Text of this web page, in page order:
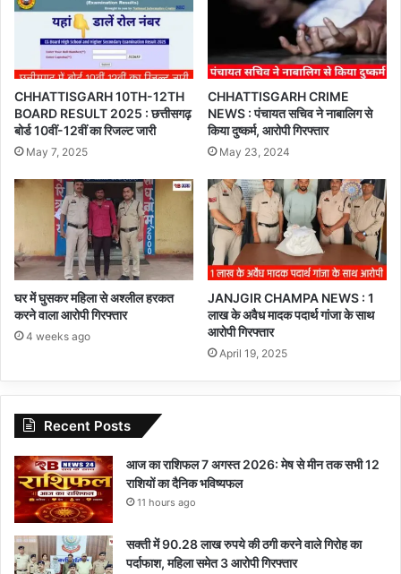
CHHATTISGARH 10TH-12TH
BOARD RESULT 2025 : छत्तीसगढ़
बोर्ड 10वीं-12वीं का रिजल्ट जारी
May 7, 2025
CHHATTISGARH CRIME
NEWS : पंचायत सचिव ने नाबालिग से
किया दुष्कर्म, आरोपी गिरफ्तार
May 23, 2024
घर में घुसकर महिला से अश्लील हरकत
करने वाला आरोपी गिरफ्तार
4 weeks ago
JANJGIR CHAMPA NEWS : 1
लाख के अवैध मादक पदार्थ गांजा के साथ
आरोपी गिरफ्तार
April 19, 2025
Recent Posts
आज का राशिफल 7 अगस्त 2026: मेष से मीन तक सभी 12
राशियों का दैनिक भविष्यफल
11 hours ago
सक्ती में 90.28 लाख रुपये की ठगी करने वाले गिरोह का
पर्दाफाश, महिला समेत 3 आरोपी गिरफ्तार